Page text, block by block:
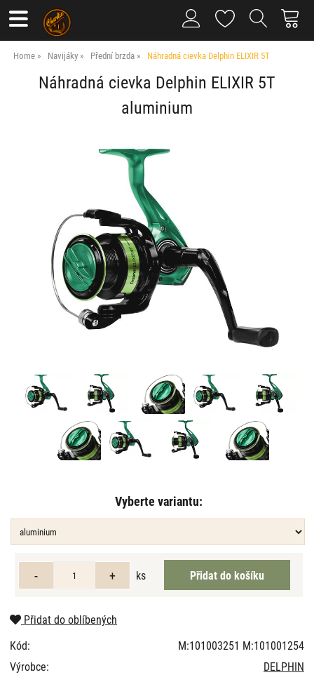
Home Navijáky Přední brzda Náhradná cievka Delphin ELIXIR 5T
Náhradná cievka Delphin ELIXIR 5T
aluminium
Vyberte variantu:
ks
Přidat do oblíbených
Kód:
M:101003251 M:101001254
Výrobce:
DELPHIN